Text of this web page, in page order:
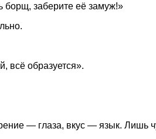
борщ, заберите её замуж!»
всё образуется».
— глаза, вкус — язык. Лишь